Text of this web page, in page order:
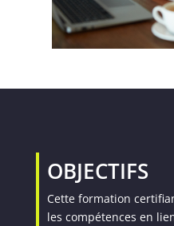
OBJECTIFS
Cette formation
les compétences en